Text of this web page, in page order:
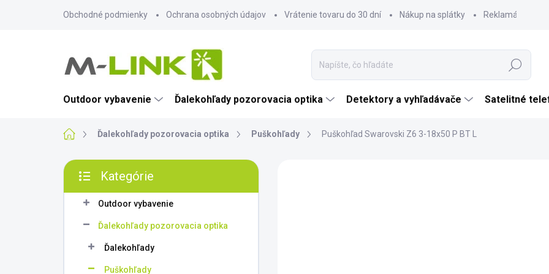
Obchodné podmienky Ochrana osobných údajov Vrátenie tovaru do 30 dní Nákup na splátky Reklamácia
Hľadať
Outdoor vybavenie Ďalekohľady pozorovacia optika Detektory a vyhľadávače Satelitné
DomovĎalekohľady pozorovacia optika Puškohľady Puškohľad Swarovski Z6 3-18x50 P BT L
B
č
kategórie
Kategórie
Outdoor vybavenie
Ďalekohľady pozorovacia optika
Ďalekohľady
Puškohľady